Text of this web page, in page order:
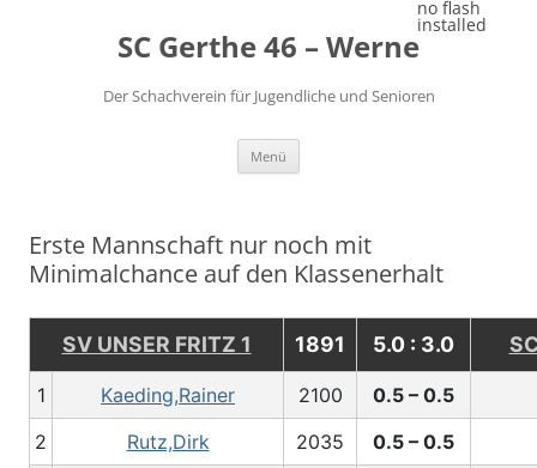
SC Gerthe 46 – Werne
Der Schachverein für Jugendliche und Senioren
Menü
Erste Mannschaft nur noch mit
Minimalchance auf den Klassenerhalt
SV UNSER FRITZ 1 1891 5.0 : 3.0
1 Kaeding,Rainer 2100
0.5 – 0.5
2
Rutz,Dirk 2035
0.5 – 0.5
no flash
installed